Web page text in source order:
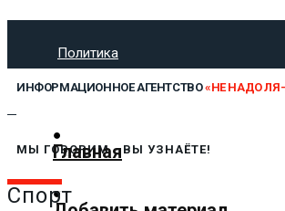
Политика
Технологии
Предложить новость
ИНФОРМАЦИОННОЕ АГЕНТСТВО«НЕ НАДО
Главная
МЫ ГОВОРИМ - ВЫ УЗНАЁТЕ!
Спорт